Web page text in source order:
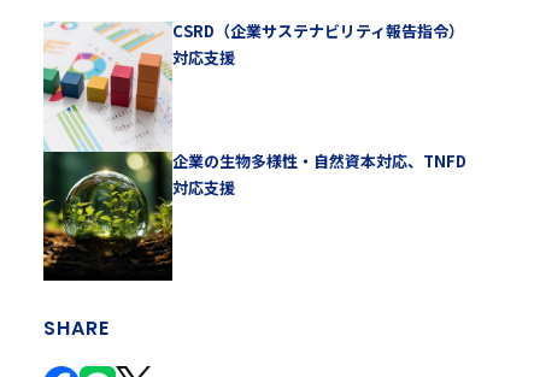
CSRD（企業サステナビリティ報告指令）
対応支援
企業の生物多様性・自然資本対応、TNFD
対応支援
SHARE